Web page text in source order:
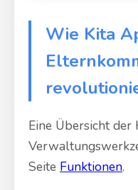
Wie Kita
Eine Übersicht der
Seite Funktionen.